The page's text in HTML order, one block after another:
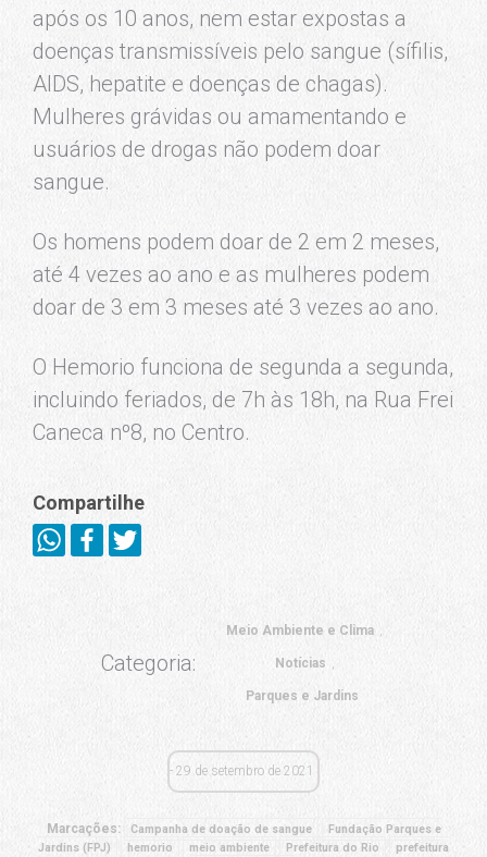
após os 10 anos, nem estar expostas a
doenças transmissíveis pelo sangue (sífilis,
AIDS, hepatite e doenças de chagas).
Mulheres grávidas ou amamentando e
usuários de drogas não podem doar
sangue.
Os homens podem doar de 2 em 2 meses,
até 4 vezes ao ano e as mulheres podem
doar de 3 em 3 meses até 3 vezes ao ano.
O Hemorio funciona de segunda a segunda,
incluindo feriados, de 7h às 18h, na Rua Frei
Caneca nº8, no Centro.
Compartilhe
Categoria:
Meio Ambiente e Clima
Notícias
Parques e Jardins
29 de setembro de 2021
Marcações: Campanha de doação de sangue
Fundação Parques e
Jardins (FPJ)
hemorio meio ambiente Prefeitura do Rio
prefeitura